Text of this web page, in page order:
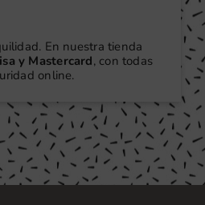
En nuestra tienda
y Mastercard, con todas
online.